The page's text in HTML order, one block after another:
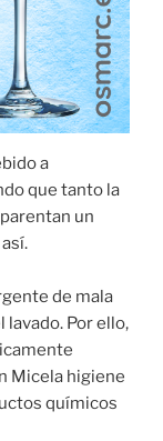
a
que tanto la
un
de mala
Por ello,
Micela higiene
químicos